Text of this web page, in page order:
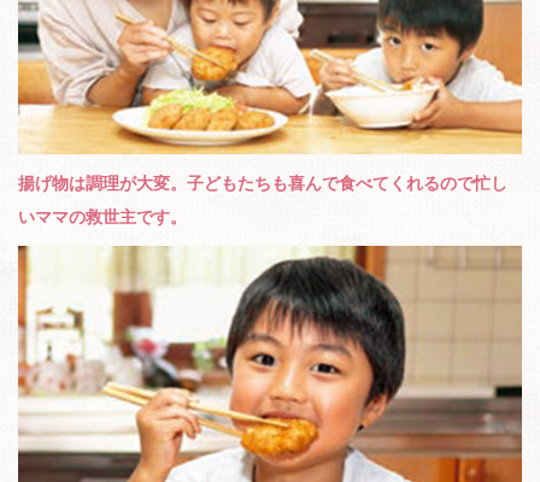
揚げ物は調理が大変。子どもたちも喜んで食べてくれるので忙し
いママの救世主です。